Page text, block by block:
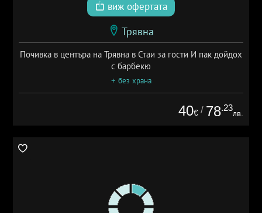
виж офертата
Трявна
Почивка в центъра на Трявна в Стаи за гости И пак дойдох
с барбекю
+ без храна
40€ / 78.23
лв.